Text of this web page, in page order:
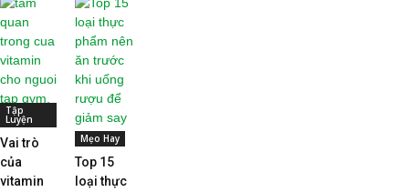
Tập
Luyện
Vai trò
của
vitamin
Mẹo Hay
Top 15
loại thực